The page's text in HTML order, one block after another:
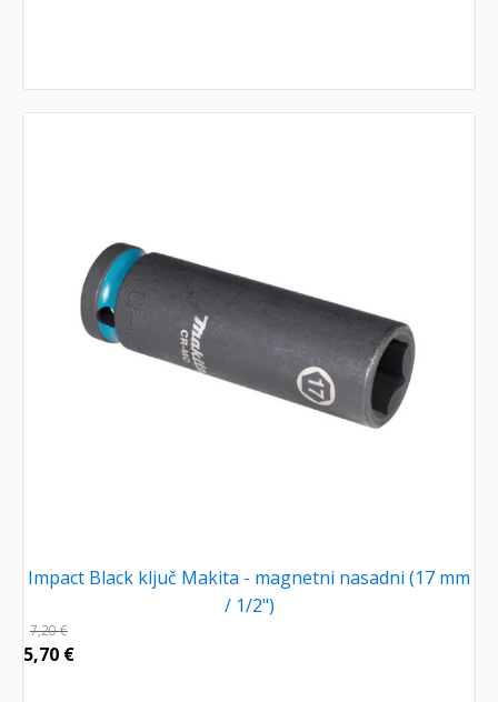
Impact Black ključ Makita - magnetni nasadni (17 mm
/ 1/2")
7,20€
5,70 €